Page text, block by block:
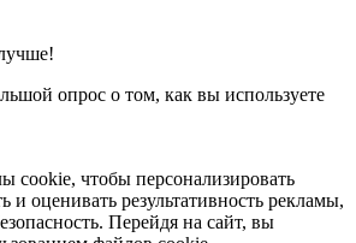
опрос о том, как вы используете
cookie, чтобы персонализировать
и оценивать результативность рекламы,
Перейдя на сайт, вы